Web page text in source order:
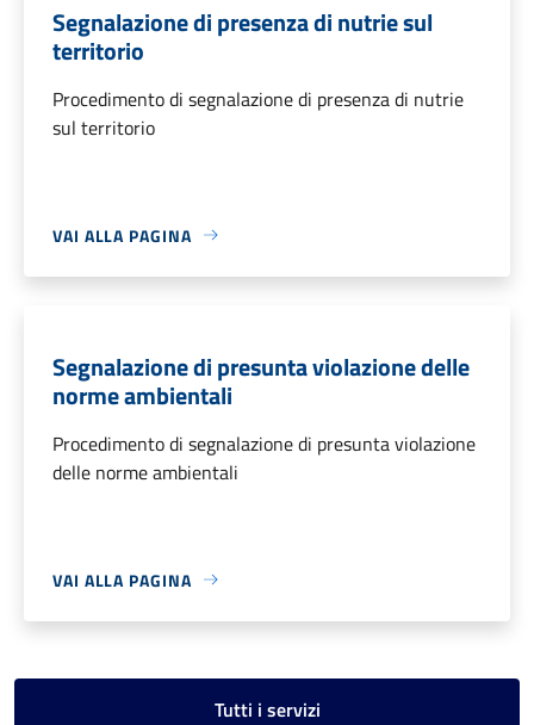
Segnalazione di presenza di nutrie sul
territorio
Procedimento di segnalazione di presenza di nutrie
sul territorio
VAI ALLA PAGINA
Segnalazione di presunta violazione delle
norme ambientali
Procedimento di segnalazione di presunta violazione
delle norme ambientali
VAI ALLA PAGINA
Tutti i servizi